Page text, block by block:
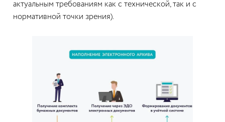
актуальным требованиям как с технической, так и с
нормативной точки зрения).